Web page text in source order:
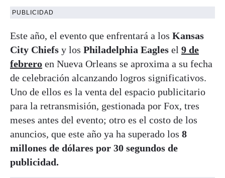
PUBLICIDAD
Este año, el evento que enfrentará a los Kansas
City Chiefs y los Philadelphia Eagles el 9 de
febrero en Nueva Orleans se aproxima a su fecha
de celebración alcanzando logros significativos.
Uno de ellos es la venta del espacio publicitario
para la retransmisión, gestionada por Fox, tres
meses antes del evento; otro es el costo de los
anuncios, que este año ya ha superado los 8
millones de dólares por 30 segundos de
publicidad.